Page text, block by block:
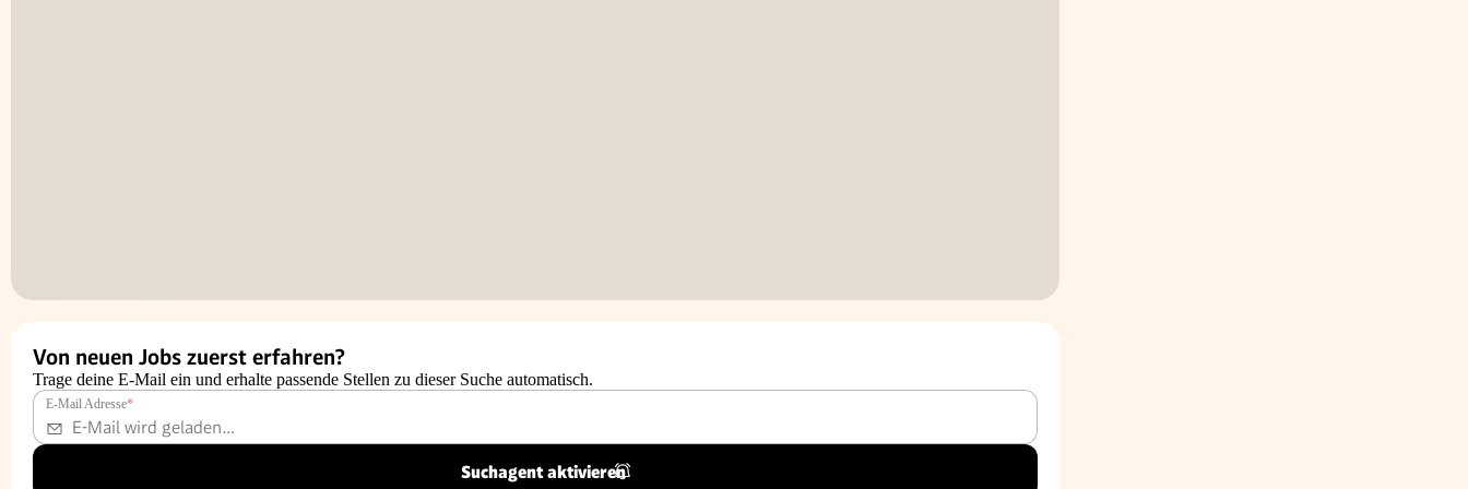
Von neuen Jobs zuerst erfahren?
Trage deine E-Mail ein und erhalte passende Stellen zu dieser Suche automatisch.
E-Mail Adresse*
Suchagent aktivieren